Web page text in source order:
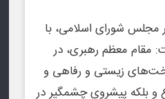
مجلس شورای اسلامی، با
مقام معظم رهبری، در
زیستی و رفاهی و
و بلکه پیشروی چشمگیر در